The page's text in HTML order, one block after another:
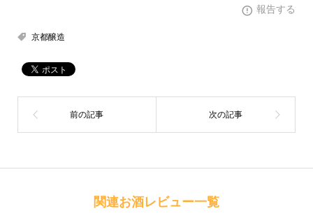
報告する
京都醸造
関連お酒レビュー一覧